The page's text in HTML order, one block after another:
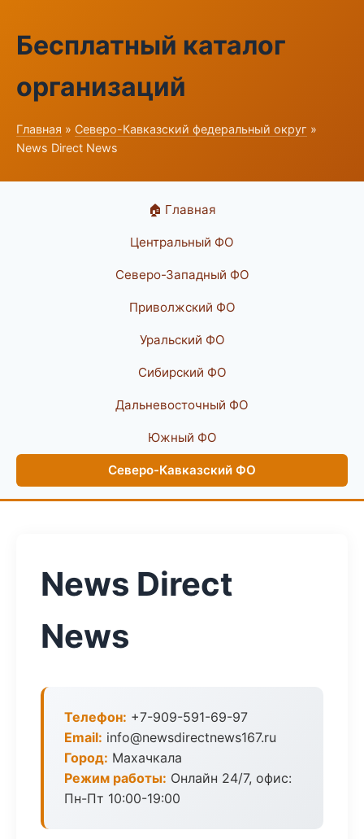
Бесплатный каталог
организаций
Главная » Северо-Кавказский федеральный округ »
News Direct News
🏠 Главная
Центральный ФО
Северо-Западный ФО
Приволжский ФО
Уральский ФО
Сибирский ФО
Дальневосточный ФО
Южный ФО
Северо-Кавказский ФО
News Direct
News
Телефон: +7-909-591-69-97
Email: info@newsdirectnews167.ru
Город: Махачкала
Режим работы: Онлайн 24/7, офис:
Пн-Пт 10:00-19:00